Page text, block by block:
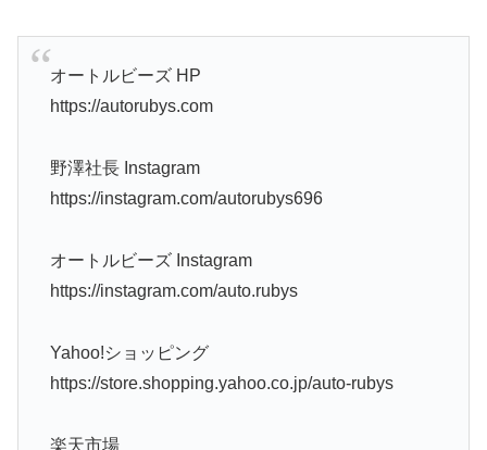
オートルビーズ HP
https://autorubys.com
野澤社長 Instagram
https://instagram.com/autorubys696
オートルビーズ Instagram
https://instagram.com/auto.rubys
Yahoo!ショッピング
https://store.shopping.yahoo.co.jp/auto-rubys
楽天市場